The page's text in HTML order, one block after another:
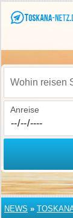
Wohin reisen
Anreise
NEWS »